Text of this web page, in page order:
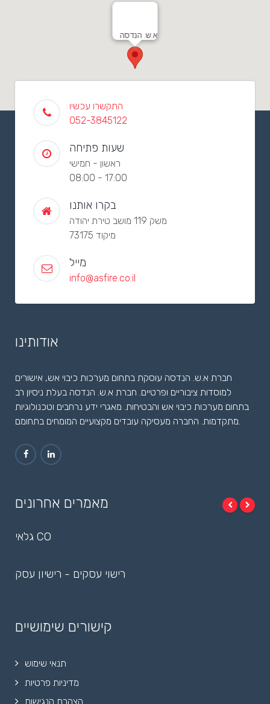
א.ש. הנדסה
התקשרו עכשיו
052-3845122
שעות פתיחה
ראשון - חמישי
08:00 - 17:00
בקרו אותנו
משק 119 מושב טירת יהודה
מיקוד 73175
מייל
info@asfire.co.il
אודותינו
חברת א.ש. הנדסה עוסקת בתחום מערכות כיבוי אש, אישורים
למוסדות ציבוריים ופרטיים. חברת א.ש. הנדסה בעלת ניסיון רב
בתחום מערכות כיבוי אש והבטיחות. מאגרי ידע נרחבים וטכנולוגיות
מתקדמות. החברה מעסיקה עובדים מקצועיים המומחים בתחומם.
מאמרים אחרונים
גלאי CO
רישוי עסקים - רישיון עסק
קישורים שימושיים
תנאי שימוש
מדיניות פרטיות
הצהרת הנגישות